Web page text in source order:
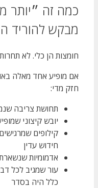
מבקש להוריד
חומצות הן כלי. לא
אם מופיע אחד מאלה
חזק מדי:
תחושת צריבה
יובש קיצוני
קילופים
חידוש עדין
אדמומיות
עור שמגיב לכל
כלל היה בסדר